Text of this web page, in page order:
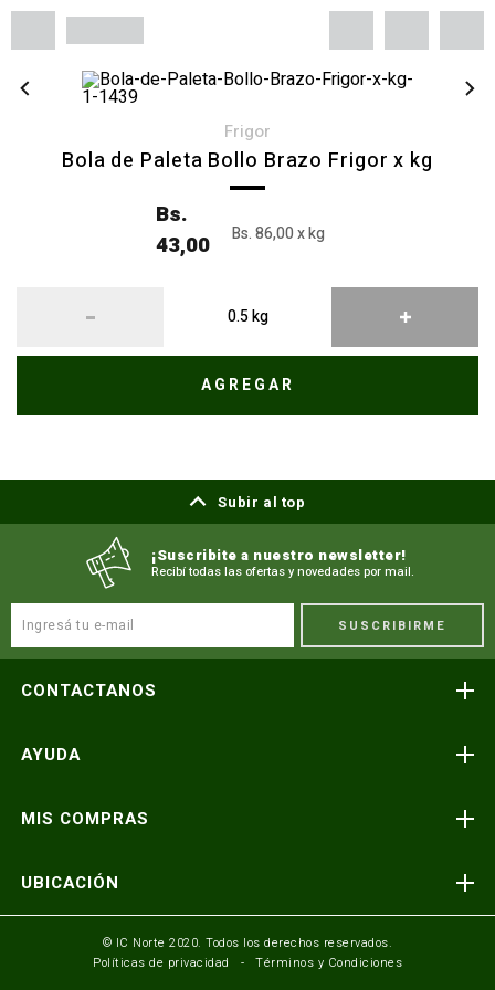
frigor
Bola de Paleta Bollo Brazo Frigor x kg
Bs.
43,00
Bs. 86,00 x kg
AGREGAR
Subir al top
¡Suscribite a nuestro newsletter!
Recibí todas las ofertas y novedades por mail.
SUSCRIBIRME
CONTACTANOS
Atención telefónica
Consultas y reclamos
Seguinos en:
AYUDA
Preguntas frecuentes
Términos y condiciones
Formulario de contacto
Mundo IC Norte
MIS COMPRAS
Envíos y entregas
UBICACIÓN
Av. Busch y 3er Anillo Santa Cruz, Bolivia
© IC Norte 2020. Todos los derechos reservados.
Políticas de privacidad
Términos y Condiciones